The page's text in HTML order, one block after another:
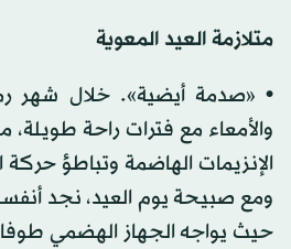
متلازمة العيد المعوية
• «صدمة أيضية». خلال شهر
والأمعاء مع فترات راحة
الإنزيمات الهاضمة وتباطؤ
ومع صبيحة يوم العيد، نجد
حيث يواجه الجهاز الهضمي